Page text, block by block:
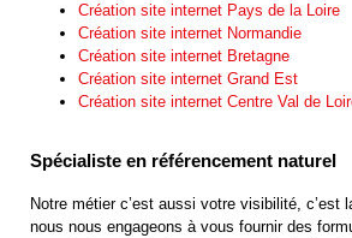
Création site internet Pays de la Loire
Création site internet Normandie
Création site internet Bretagne
Création site internet Grand Est
Création site internet Centre Val de
Spécialiste en référencement naturel
Notre métier c’est aussi votre visibilité, c’est
nous nous engageons à vous fournir des